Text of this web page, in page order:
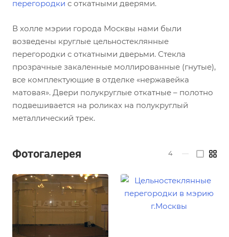
перегородки с откатными дверями.
В холле мэрии города Москвы нами были
возведены круглые цельностеклянные
перегородки с откатными дверьми. Стекла
прозрачные закаленные моллированные (гнутые),
все комплектующие в отделке «нержавейка
матовая». Двери полукруглые откатные – полотно
подвешивается на роликах на полукруглый
металлический трек.
Фотогалерея 4 —